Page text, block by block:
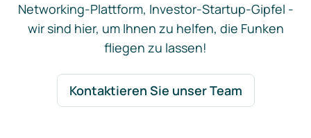
Networking-Plattform, Investor-Startup-Gipfel -
wir sind hier, um Ihnen zu helfen, die Funken
fliegen zu lassen!
Kontaktieren Sie unser Team